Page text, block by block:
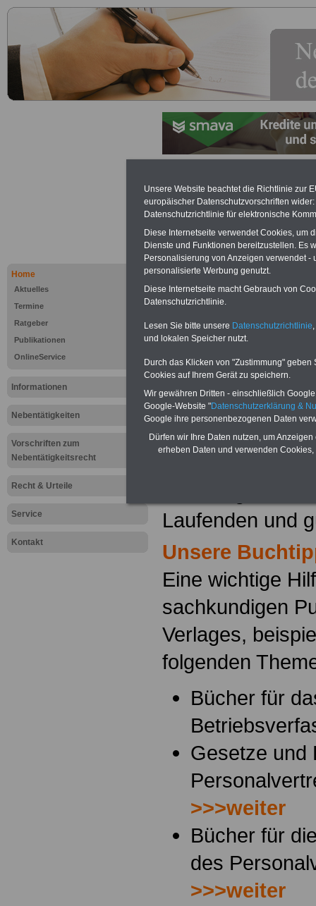
Home
Aktuelles
Termine
Ratgeber
Publikationen
OnlineService
Informationen
Nebentätigkeiten
Vorschriften zum
Nebentätigkeitsrecht
Recht & Urteile
Service
Kontakt
Werbung mit Textlink:
250 Euro können Sie einen
Banner für drei Monate
Website eingeblendet wird.
Von den
besonderer
kompetente
Laufenden und
Unsere
Eine wichtige
sachkundigen
Verlages,
folgenden
Bücher für
Gesetze und
>>>weiter
Bücher für
des
>>>weiter
Unsere Website beachtet die Richtlinie zur
europäischer Datenschutzvorschriften
Datenschutzrichtlinie für elektronische
Diese Internetseite verwendet Cookies, um
Dienste und Funktionen bereitzustellen. Es
Personalisierung von Anzeigen verwendet
personalisierte Werbung genutzt.
Diese Internetseite macht Gebrauch von
Datenschutzrichtlinie.
Lesen Sie bitte unsere Datenschutzrichtlinie
und lokalen Speicher nutzt.
Durch das Klicken von "Zustimmung"
Cookies auf Ihrem Gerät zu speichern.
Wir gewähren Dritten - einschließlich
Google-Website "Datenschutzerklärung &
Google ihre personenbezogenen Daten
Dürfen wir Ihre Daten nutzen, um
erheben Daten und verwenden